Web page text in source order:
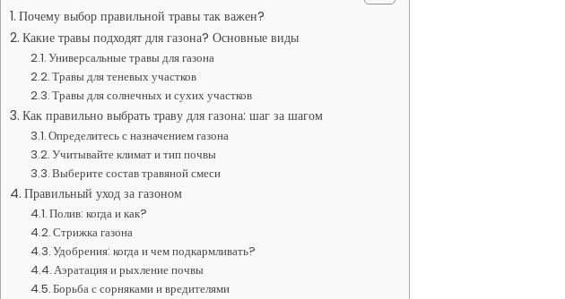
Почему выбор правильной травы так важен?
Какие травы подходят для газона? Основные виды
Универсальные травы для газона
Травы для теневых участков
Травы для солнечных и сухих участков
Как правильно выбрать траву для газона: шаг за шагом
Определитесь с назначением газона
Учитывайте климат и тип почвы
Выберите состав травяной смеси
Правильный уход за газоном
Полив: когда и как?
Стрижка газона
Удобрения: когда и чем подкармливать?
Аэратация и рыхление почвы
Борьба с сорняками и вредителями